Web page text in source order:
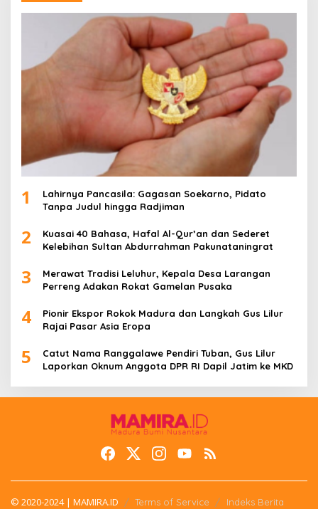
1
Lahirnya Pancasila: Gagasan Soekarno, Pidato
Tanpa Judul hingga Radjiman
2
Kuasai 40 Bahasa, Hafal Al-Qur’an dan Sederet
Kelebihan Sultan Abdurrahman Pakunataningrat
3
Merawat Tradisi Leluhur, Kepala Desa Larangan
Perreng Adakan Rokat Gamelan Pusaka
4
Pionir Ekspor Rokok Madura dan Langkah Gus Lilur
Rajai Pasar Asia Eropa
5
Catut Nama Ranggalawe Pendiri Tuban, Gus Lilur
Laporkan Oknum Anggota DPR RI Dapil Jatim ke MKD
© 2020-2024 | MAMIRA.ID Terms of Service Indeks Berita